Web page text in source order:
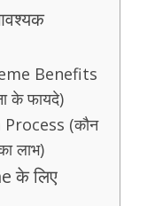
Benefits
के फायदे)
(कौन
लाभ)
के लिए